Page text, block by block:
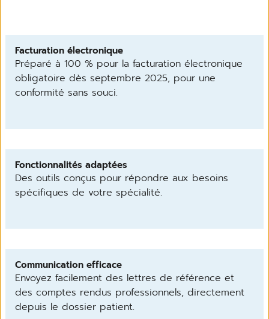
Facturation électronique
Préparé à 100 % pour la facturation électronique
obligatoire dès septembre 2025, pour une
conformité sans souci.
Fonctionnalités adaptées
Des outils conçus pour répondre aux besoins
spécifiques de votre spécialité.
Communication efficace
Envoyez facilement des lettres de référence et
des comptes rendus professionnels, directement
depuis le dossier patient.